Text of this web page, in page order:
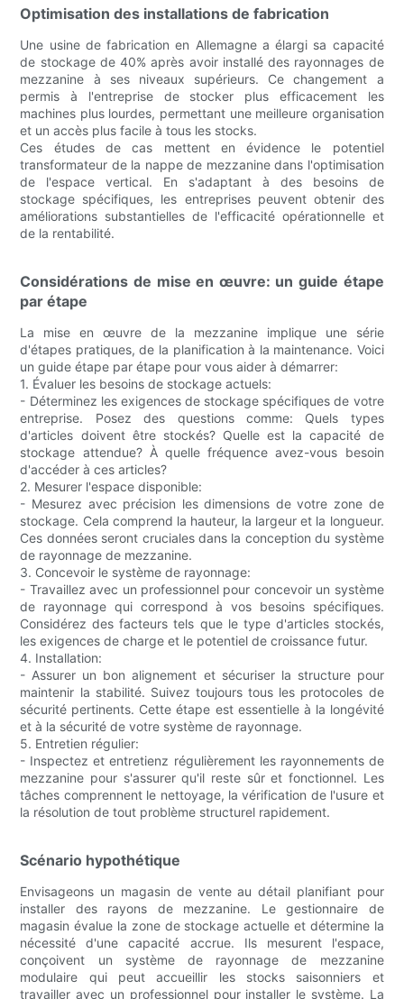
Optimisation des installations de fabrication
Une usine de fabrication en Allemagne a élargi sa capacité
de stockage de 40% après avoir installé des rayonnages de
mezzanine à ses niveaux supérieurs. Ce changement a
permis à l'entreprise de stocker plus efficacement les
machines plus lourdes, permettant une meilleure organisation
et un accès plus facile à tous les stocks.
Ces études de cas mettent en évidence le potentiel
transformateur de la nappe de mezzanine dans l'optimisation
de l'espace vertical. En s'adaptant à des besoins de
stockage spécifiques, les entreprises peuvent obtenir des
améliorations substantielles de l'efficacité opérationnelle et
de la rentabilité.
Considérations de mise en œuvre: un guide étape
par étape
La mise en œuvre de la mezzanine implique une série
d'étapes pratiques, de la planification à la maintenance. Voici
un guide étape par étape pour vous aider à démarrer:
1. Évaluer les besoins de stockage actuels:
- Déterminez les exigences de stockage spécifiques de votre
entreprise. Posez des questions comme: Quels types
d'articles doivent être stockés? Quelle est la capacité de
stockage attendue? À quelle fréquence avez-vous besoin
d'accéder à ces articles?
2. Mesurer l'espace disponible:
- Mesurez avec précision les dimensions de votre zone de
stockage. Cela comprend la hauteur, la largeur et la longueur.
Ces données seront cruciales dans la conception du système
de rayonnage de mezzanine.
3. Concevoir le système de rayonnage:
- Travaillez avec un professionnel pour concevoir un système
de rayonnage qui correspond à vos besoins spécifiques.
Considérez des facteurs tels que le type d'articles stockés,
les exigences de charge et le potentiel de croissance futur.
4. Installation:
- Assurer un bon alignement et sécuriser la structure pour
maintenir la stabilité. Suivez toujours tous les protocoles de
sécurité pertinents. Cette étape est essentielle à la longévité
et à la sécurité de votre système de rayonnage.
5. Entretien régulier:
- Inspectez et entretienz régulièrement les rayonnements de
mezzanine pour s'assurer qu'il reste sûr et fonctionnel. Les
tâches comprennent le nettoyage, la vérification de l'usure et
la résolution de tout problème structurel rapidement.
Scénario hypothétique
Envisageons un magasin de vente au détail planifiant pour
installer des rayons de mezzanine. Le gestionnaire de
magasin évalue la zone de stockage actuelle et détermine la
nécessité d'une capacité accrue. Ils mesurent l'espace,
conçoivent un système de rayonnage de mezzanine
modulaire qui peut accueillir les stocks saisonniers et
travailler avec un professionnel pour installer le système. La